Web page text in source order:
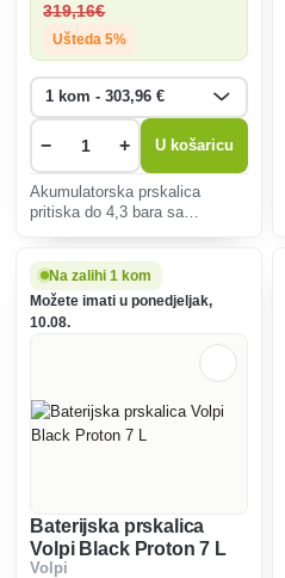
319,16€
Ušteda 5%
− + U košaricu
Akumulatorska prskalica
pritiska do 4,3 bara sa
i zatvorene prostore. Pružit će
vam izvrsne performanse
zahvaljujući pumpi od 12 V.
Na zalihi 1 kom
Možete imati u ponedjeljak,
10.08.
Baterijska prskalica
Volpi Black Proton 7 L
Volpi